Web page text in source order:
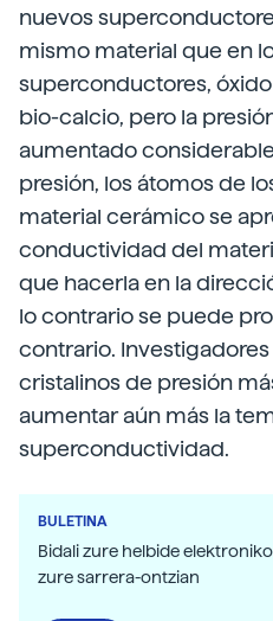
nuevos
mismo material que en
superconductores,
bio-calcio, pero la
aumentado
presión, los átomos de
material cerámico se
conductividad del
que hacerla en la
lo contrario se puede
contrario.
cristalinos de presión
aumentar aún más la
superconductividad.
BULETINA
Bidali zure helbide
zure sarrera-ontzian